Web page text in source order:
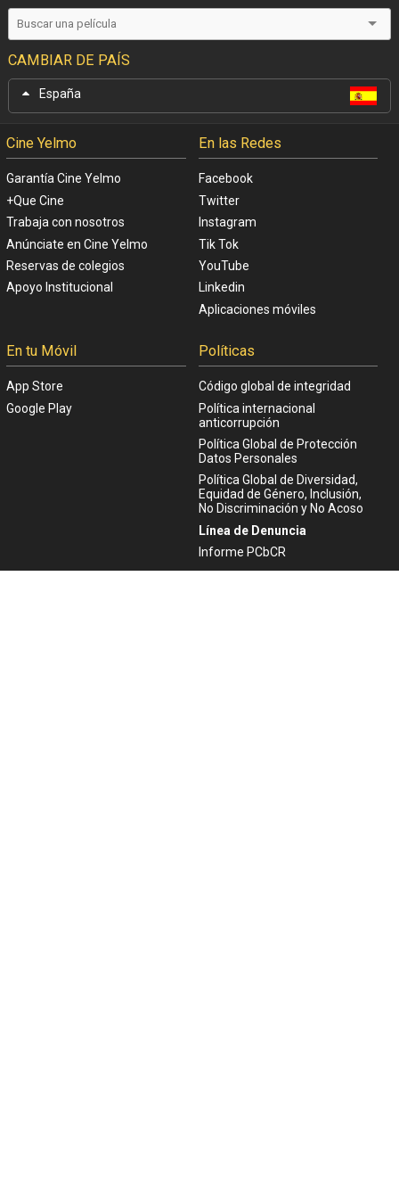
CAMBIAR DE PAÍS
España
Cine Yelmo
Garantía Cine Yelmo
+Que Cine
Trabaja con nosotros
Anúnciate en Cine Yelmo
Reservas de colegios
Apoyo Institucional
En las Redes
Facebook
Twitter
Instagram
Tik Tok
YouTube
Linkedin
Aplicaciones móviles
En tu Móvil
App Store
Google Play
Políticas
Código global de integridad
Política internacional
anticorrupción
Política Global de Protección
Datos Personales
Política Global de Diversidad,
Equidad de Género, Inclusión,
No Discriminación y No Acoso
Línea de Denuncia
Informe PCbCR